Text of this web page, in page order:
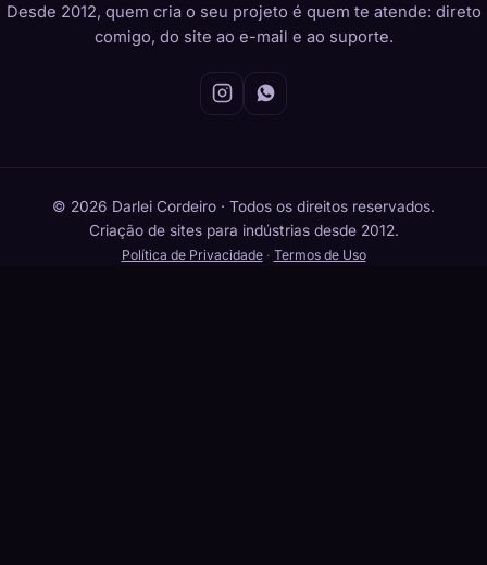
Desde 2012, quem cria o seu projeto é quem te atende: direto
comigo, do site ao e-mail e ao suporte.
© 2026 Darlei Cordeiro · Todos os direitos reservados.
Criação de sites para indústrias desde 2012.
Política de Privacidade· Termos de Uso